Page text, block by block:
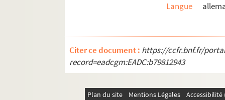
Langue
Citer ce document : https://ccfr.bnf.fr/
record=eadcgm:EADC:b79812943
Plan du site Mentions Légales